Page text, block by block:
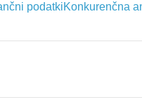
podatkiKonkurenčna